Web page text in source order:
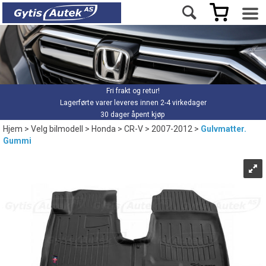
Fri frakt og retur!
Lagerførte varer leveres innen 2-4 virkedager
30 dager åpent kjøp
Hjem>Velg bilmodell >Honda>CR-V>2007-2012>Gulvmatter.
Gummi